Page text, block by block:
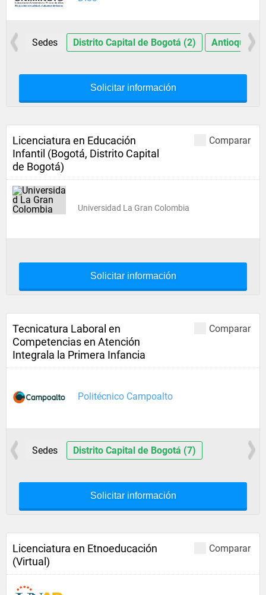
Sedes Distrito Capital de Bogotá (2) Antioquia
Solicitar información
Comparar
Licenciatura en Educación
Infantil (Bogotá, Distrito Capital
de Bogotá)
Universidad La Gran Colombia
Solicitar información
Comparar
Tecnicatura Laboral en
Competencias en Atención
Integrala la Primera Infancia
Politécnico Campoalto
Sedes Distrito Capital de Bogotá (7)
Solicitar información
Comparar
Licenciatura en Etnoeducación
(Virtual)